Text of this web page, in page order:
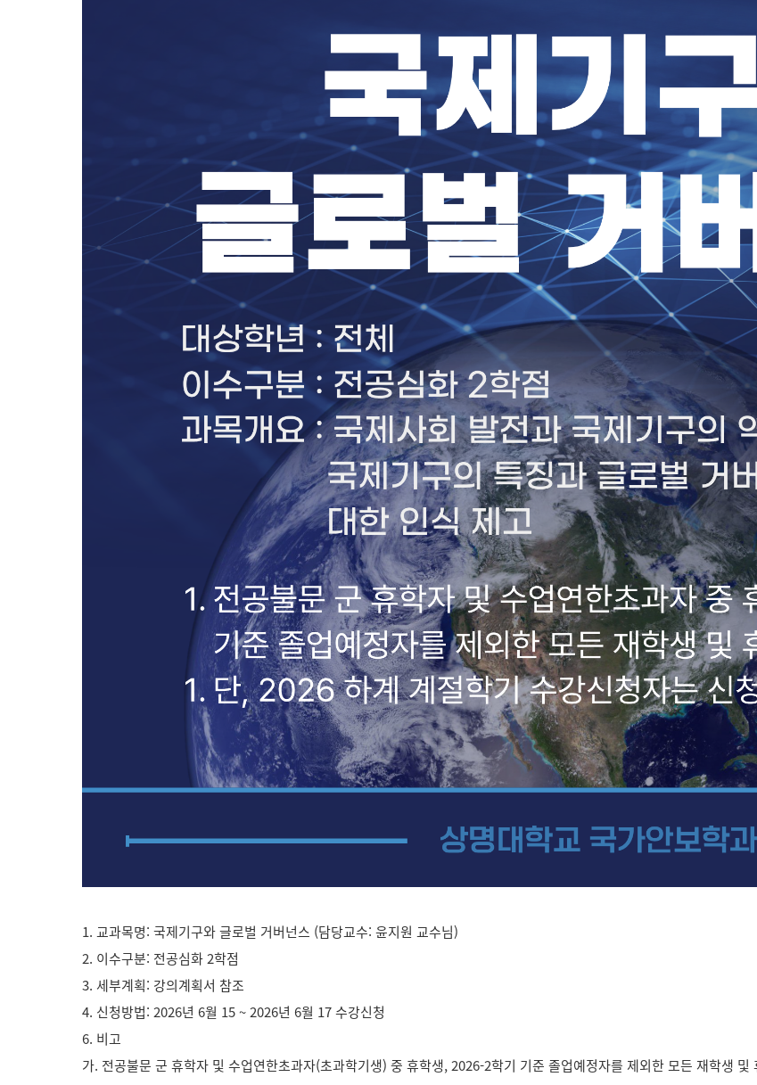
1. 교과목명: 국제기구와 글로벌 거버넌스 (담당교수: 윤지원 교수님)
2. 이수구분: 전공심화 2학점
3. 세부계획: 강의계획서 참조
4. 신청방법: 2026년 6월 15 ~ 2026년 6월 17 수강신청
6. 비고
가. 전공불문 군 휴학자 및 수업연한초과자(초과학기생) 중 휴학생, 2026-2학기 기준 졸업예정자를 제외한 모든 재학생 및